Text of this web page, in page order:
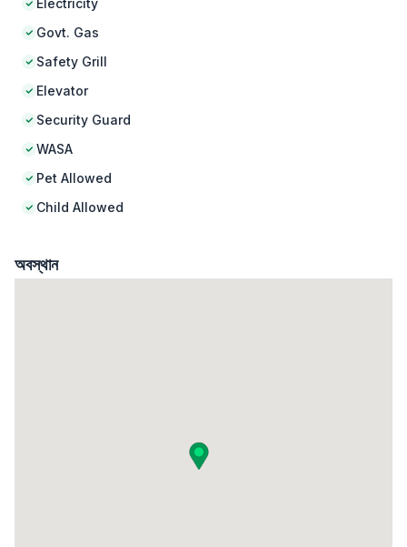
Electricity
Govt. Gas
Safety Grill
Elevator
Security Guard
WASA
Pet Allowed
Child Allowed
অবস্থান